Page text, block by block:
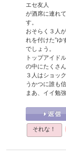
エセ友人
が酒席に連れ
す。
おそらく３人
れを付けた”ゆ
でしょう。
トップアイド
の中にたくさ
３人はショッ
うかつに誰も
まあ、イイ勉
それな！